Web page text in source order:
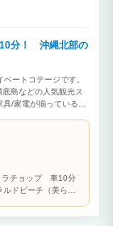
10分！ 沖縄北部の
ートコテージです。
島などの人気観光ス
/家電が揃っているの
ベッド×2台/②ダブル
ラチョップ 車10分
ドビーチ（美ら海